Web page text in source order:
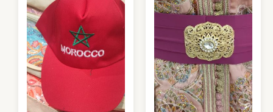
20,00 €.7,00 €.
20,00 €.13,00